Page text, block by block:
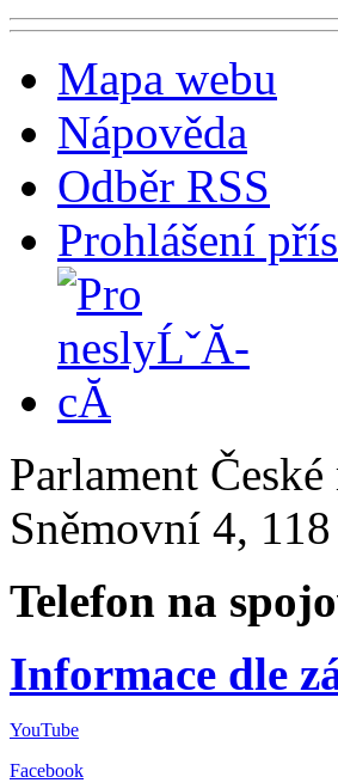
Mapa webu
Nápověda
Odběr RSS
Prohlášení
Parlament
Sněmovní 4,
Telefon na
Informace dle
YouTube
Facebook